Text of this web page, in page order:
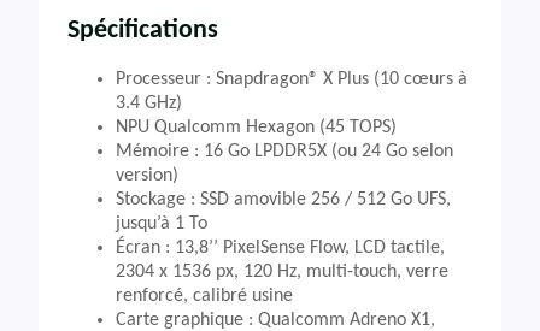
Spécifications
Processeur : Snapdragon® X Plus (10 cœurs à
3.4 GHz)
NPU Qualcomm Hexagon (45 TOPS)
Mémoire : 16 Go LPDDR5X (ou 24 Go selon
version)
Stockage : SSD amovible 256 / 512 Go UFS,
jusqu’à 1 To
Écran : 13,8’’ PixelSense Flow, LCD tactile,
2304 x 1536 px, 120 Hz, multi-touch, verre
renforcé, calibré usine
Carte graphique : Qualcomm Adreno X1,